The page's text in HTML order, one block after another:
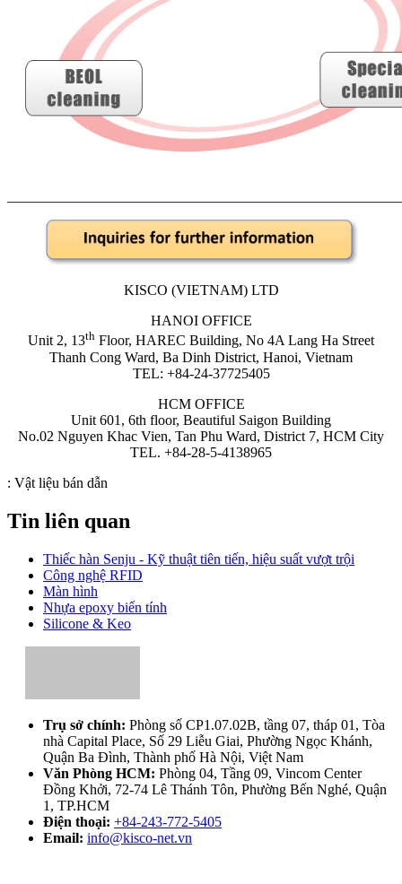
KISCO (VIETNAM) LTD
HANOI OFFICE
Unit 2, 13th Floor, HAREC Building, No 4A Lang Ha Street
Thanh Cong Ward, Ba Dinh District, Hanoi, Vietnam
TEL: +84-24-37725405
HCM OFFICE
Unit 601, 6th floor, Beautiful Saigon Building
No.02 Nguyen Khac Vien, Tan Phu Ward, District 7, HCM City
TEL. +84-28-5-4138965
: Vật liệu bán dẫn
Tin liên quan
Thiếc hàn Senju - Kỹ thuật tiên tiến, hiệu suất vượt trội
Công nghệ RFID
Màn hình
Nhựa epoxy biến tính
Silicone & Keo
Trụ sở chính: Phòng số CP1.07.02B, tầng 07, tháp 01, Tòa
nhà Capital Place, Số 29 Liễu Giai, Phường Ngọc Khánh,
Quận Ba Đình, Thành phố Hà Nội, Việt Nam
Văn Phòng HCM: Phòng 04, Tầng 09, Vincom Center
Đồng Khởi, 72-74 Lê Thánh Tôn, Phường Bến Nghé, Quận
1, TP.HCM
Điện thoại: +84-243-772-5405
Email: info@kisco-net.vn